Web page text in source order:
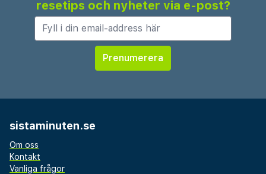
resetips och nyheter via e-post?
sistaminuten.se
Om oss
Kontakt
Vanliga frågor